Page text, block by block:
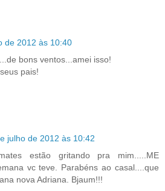
de 2012 às 10:40
bons ventos...amei isso!
pais!
julho de 2012 às 10:42
estão gritando pra mim.....ME
vc teve. Parabéns ao casal....que
nova Adriana. Bjaum!!!